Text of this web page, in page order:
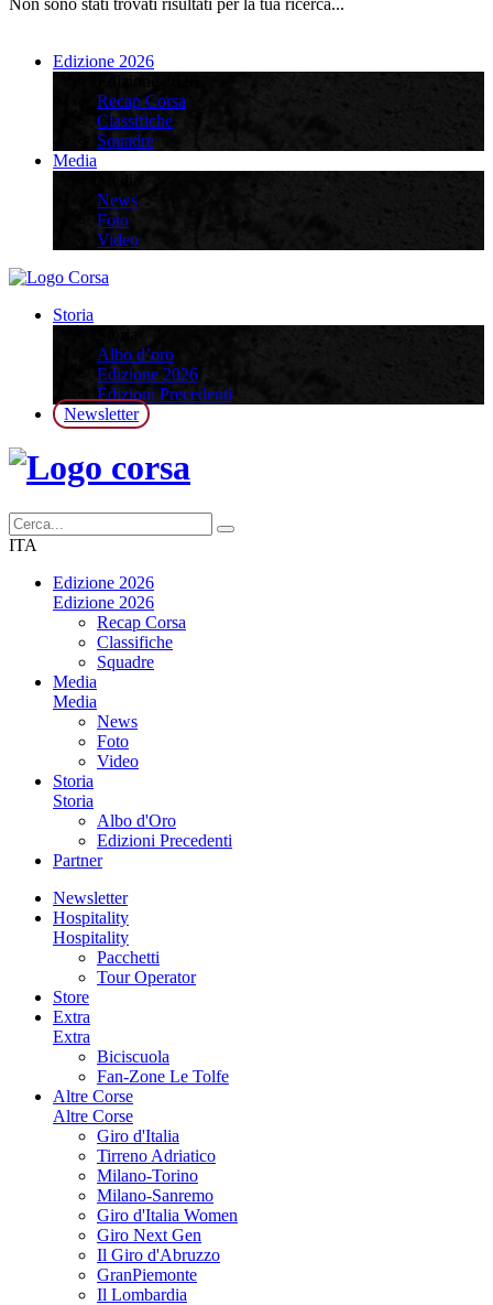
Non sono stati trovati risultati per la tua ricerca...
Edizione 2026
Recap Corsa
Classifiche
Squadre
Media
News
Foto
Video
Storia
Albo d’oro
Edizione 2026
Edizioni Precedenti
Newsletter
ITA
Edizione 2026
Edizione 2026
Recap Corsa
Classifiche
Squadre
Media
Media
News
Foto
Video
Storia
Storia
Albo d'Oro
Edizioni Precedenti
Partner
Newsletter
Hospitality
Hospitality
Pacchetti
Tour Operator
Store
Extra
Extra
Biciscuola
Fan-Zone Le Tolfe
Altre Corse
Altre Corse
Giro d'Italia
Tirreno Adriatico
Milano-Torino
Milano-Sanremo
Giro d'Italia Women
Giro Next Gen
Il Giro d'Abruzzo
GranPiemonte
Il Lombardia